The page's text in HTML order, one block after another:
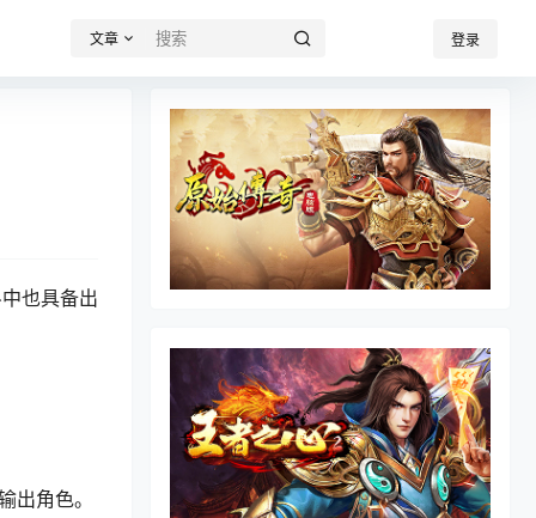
文章 登录
也具备出
出角色。